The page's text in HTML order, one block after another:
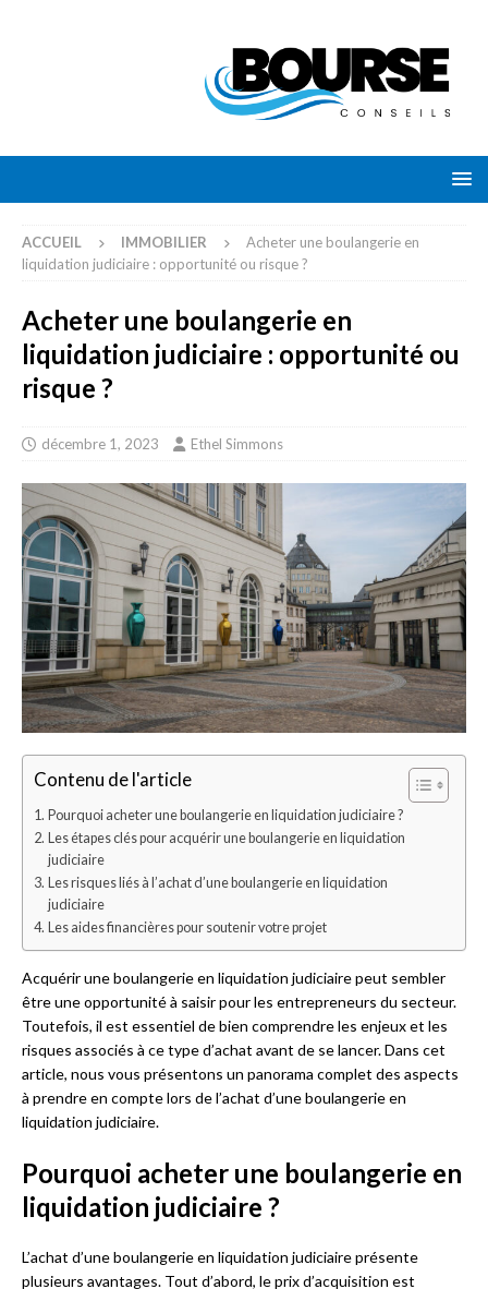
ACCUEIL IMMOBILIER
Acheter une boulangerie en
liquidation judiciaire : opportunité ou risque ?
Acheter une boulangerie en
liquidation judiciaire : opportunité ou
risque ?
décembre 1, 2023 Ethel Simmons
Contenu de l'article
Pourquoi acheter une boulangerie en liquidation judiciaire ?
Les étapes clés pour acquérir une boulangerie en liquidation
judiciaire
Les risques liés à l’achat d’une boulangerie en liquidation
judiciaire
Les aides financières pour soutenir votre projet
Acquérir une boulangerie en liquidation judiciaire peut sembler
être une opportunité à saisir pour les entrepreneurs du secteur.
Toutefois, il est essentiel de bien comprendre les enjeux et les
risques associés à ce type d’achat avant de se lancer. Dans cet
article, nous vous présentons un panorama complet des aspects
à prendre en compte lors de l’achat d’une boulangerie en
liquidation judiciaire.
Pourquoi acheter une boulangerie en
liquidation judiciaire ?
L’achat d’une boulangerie en liquidation judiciaire présente
plusieurs avantages. Tout d’abord, le prix d’acquisition est